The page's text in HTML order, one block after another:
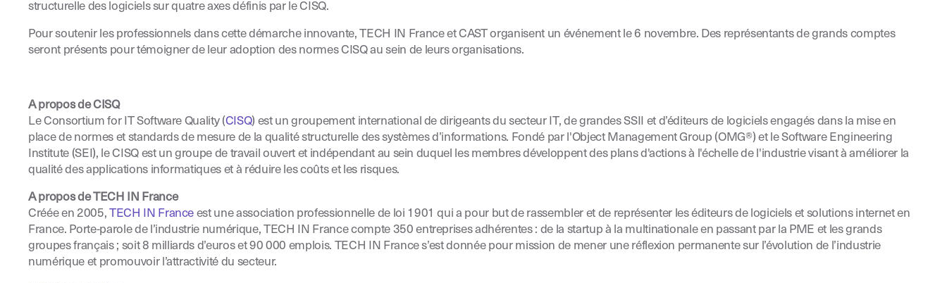
structurelle des logiciels sur quatre axes définis par le CISQ.
Pour soutenir les professionnels dans cette démarche innovante, TECH IN France et CAST organisent un événement le 6 novembre. Des représentants de grands comptes
seront présents pour témoigner de leur adoption des normes CISQ au sein de leurs organisations.
A propos de CISQ
Le Consortium for IT Software Quality (CISQ) est un groupement international de dirigeants du secteur IT, de grandes SSII et d’éditeurs de logiciels engagés dans la mise en
place de normes et standards de mesure de la qualité structurelle des systèmes d’informations. Fondé par l'Object Management Group (OMG®) et le Software Engineering
Institute (SEI), le CISQ est un groupe de travail ouvert et indépendant au sein duquel les membres développent des plans d'actions à l'échelle de l'industrie visant à améliorer la
qualité des applications informatiques et à réduire les coûts et les risques.
A propos de TECH IN France
Créée en 2005, TECH IN France est une association professionnelle de loi 1901 qui a pour but de rassembler et de représenter les éditeurs de logiciels et solutions internet en
France. Porte-parole de l’industrie numérique, TECH IN France compte 350 entreprises adhérentes : de la startup à la multinationale en passant par la PME et les grands
groupes français ; soit 8 milliards d’euros et 90 000 emplois. TECH IN France s’est donnée pour mission de mener une réflexion permanente sur l’évolution de l’industrie
numérique et promouvoir l’attractivité du secteur.